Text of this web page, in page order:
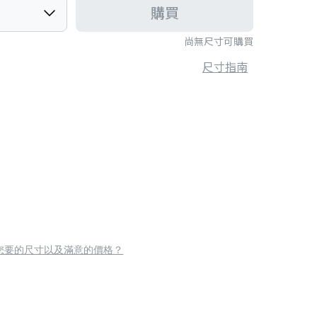
尚無尺寸可購買
購買
尺寸指南
要的尺寸以及滿意的價格？